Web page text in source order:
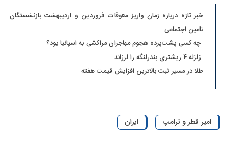
خبر تازه درباره زمان واریز معوقات فروردین و اردیبهشت بازنشستگان
تامین اجتماعی
چه کسی پشت‌پرده هجوم مهاجران مراکشی به اسپانیا بود؟
زلزله ۴ ریشتری بندرلنگه را لرزاند
طلا در مسیر ثبت بالاترین افزایش قیمت هفته
امیر قطر و ترامپ ایران